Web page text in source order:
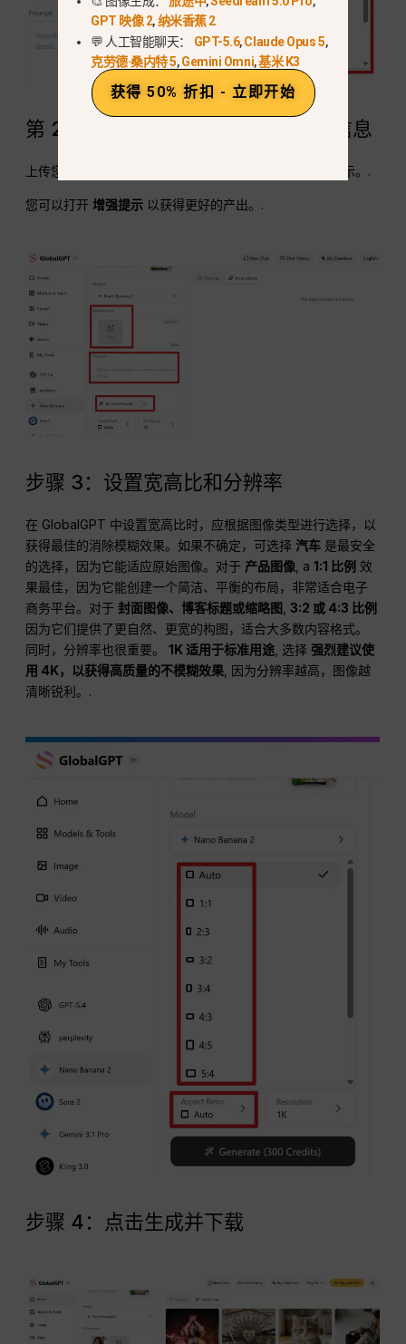
第 2 步：上传模糊图像 + 输入提示信息
上传您希望更清晰的图片并提供提示，您可以使用上述提示。.
您可以打开增强提示 以获得更好的产出。.
步骤 3：设置宽高比和分辨率
在 GlobalGPT 中设置宽高比时，应根据图像类型进行选择，以
获得最佳的消除模糊效果。如果不确定，可选择 汽车 是最安全
的选择，因为它能适应原始图像。对于 产品图像 , a1:1 比例 效
果最佳，因为它能创建一个简洁、平衡的布局，非常适合电子
商务平台。对于封面图像、博客标题或缩略图 ,3:2 或 4:3 比例
因为它们提供了更自然、更宽的构图，适合大多数内容格式。
同时，分辨率也很重要。1K 适用于标准用途 , 选择 强烈建议使
用 4K，以获得高质量的不模糊效果 , 因为分辨率越高，图像越
清晰锐利。.
步骤 4：点击生成并下载
GPT 映像 2,纳米香蕉 2
💬 人工智能聊天： GPT-5.6,Claude Opus 5,
克劳德·桑内特 5,Gemini Omni,基米 K3
获得 50% 折扣 - 立即开始